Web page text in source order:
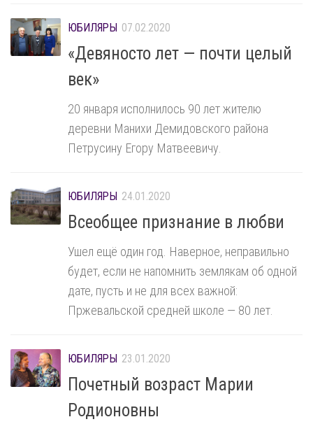
ЮБИЛЯРЫ 07.02.2020
«Девяносто лет — почти целый
век»
20 января исполнилось 90 лет жителю
деревни Манихи Демидовского района
Петрусину Егору Матвеевичу.
ЮБИЛЯРЫ 24.01.2020
Всеобщее признание в любви
Ушел ещё один год. Наверное, неправильно
будет, если не напомнить землякам об одной
дате, пусть и не для всех важной:
Пржевальской средней школе — 80 лет.
ЮБИЛЯРЫ 23.01.2020
Почетный возраст Марии
Родионовны